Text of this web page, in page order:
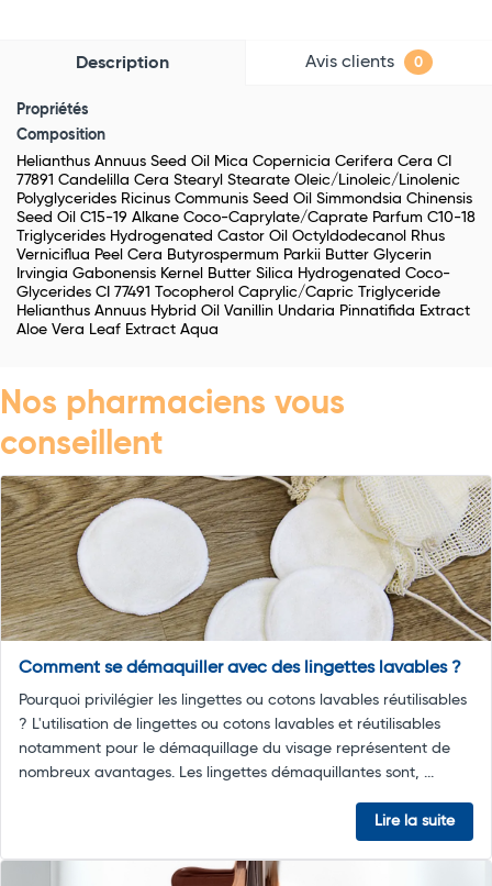
Description Avis clients 0
Propriétés
Composition
Helianthus Annuus Seed Oil Mica Copernicia Cerifera Cera CI
77891 Candelilla Cera Stearyl Stearate Oleic/Linoleic/Linolenic
Polyglycerides Ricinus Communis Seed Oil Simmondsia Chinensis
Seed Oil C15-19 Alkane Coco-Caprylate/Caprate Parfum C10-18
Triglycerides Hydrogenated Castor Oil Octyldodecanol Rhus
Verniciflua Peel Cera Butyrospermum Parkii Butter Glycerin
Irvingia Gabonensis Kernel Butter Silica Hydrogenated Coco-
Glycerides CI 77491 Tocopherol Caprylic/Capric Triglyceride
Helianthus Annuus Hybrid Oil Vanillin Undaria Pinnatifida Extract
Aloe Vera Leaf Extract Aqua
Nos pharmaciens vous
conseillent
Comment se démaquiller avec des lingettes lavables ?
Pourquoi privilégier les lingettes ou cotons lavables réutilisables
? L'utilisation de lingettes ou cotons lavables et réutilisables
notamment pour le démaquillage du visage représentent de
nombreux avantages. Les lingettes démaquillantes sont, ...
Lire la suite